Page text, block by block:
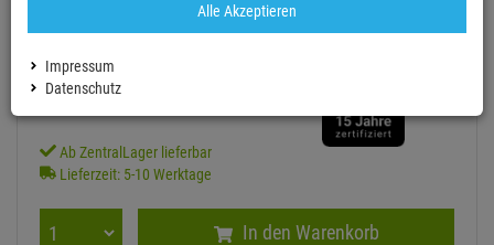
UVP:23,74€2
19,90
inkl. MwSt. zzgl Versand - frei ab 90,-€ in DE
Ab ZentralLager lieferbar
Lieferzeit: 5-10 Werktage
In den Warenkorb
Alle Akzeptieren
Impressum
Datenschutz